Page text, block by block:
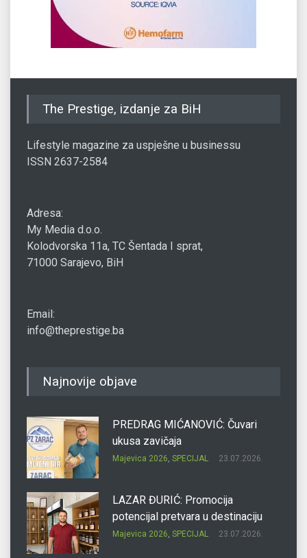
The Prestige, izdanje za BiH
Lifestyle magazine za uspješne u businessu
ISSN 2637-2584
Adresa:
My Media d.o.o.
Kolodvorska 11a, TC Šentada I sprat,
71000 Sarajevo, BiH
Email:
info@theprestige.ba
Najnovije objave
PREDRAG MIĆANOVIĆ: Čuvari
ukusa zavičaja
Majevica 2026, SPECIJAL 23.07.2026.
LAZAR ĐURIĆ: Promocija
potencijal pretvara u destinaciju
Majevica 2026, SPECIJAL 23.07.2026.